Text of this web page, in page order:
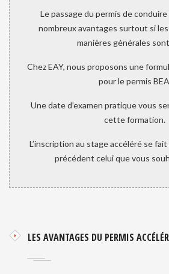
Le passage du permis de
nombreux avantages surtout si
manières générales
Chez EAY, nous proposons une
pour le permis
Une date d’examen pratique vous
cette formation.
L’inscription au stage accéléré se
précédent celui que vous
LES AVANTAGES DU PERMIS